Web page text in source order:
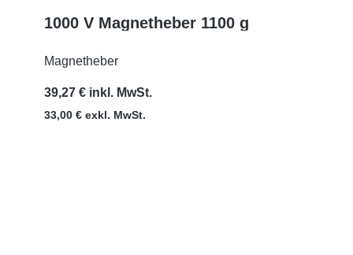
1000 V Magnetheber 1100 g
Magnetheber
39,27 € inkl. MwSt.
33,00 € exkl. MwSt.